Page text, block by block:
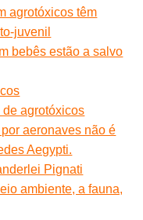
agrotóxicos têm
juvenil
bebês estão a salvo
agrotóxicos
aeronaves não é
Aegypti.
Pignati
ambiente, a fauna,